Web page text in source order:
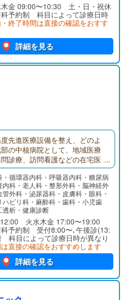
金 09:00〜10:30 土・日・祝休
予約制 科目によって診療日時
終了時間は直接の確認をおすす
詳細を見る
先進医療設備を整え、どのよ
の中核病院として、地域医療
診療、訪問看護などの在宅医
老人保健施設、グループホー
人ホームを有し、今後の超高
ームレスに提供する体制を確
科は研修指定機関に指定され
なっております。
循環器内科・呼吸器内科・糖尿病
科・老人科・整形外科・脳神経外
外科・泌尿器科・皮膚科・眼科・
ビリ科・麻酔科・歯科・小児歯
析・健康診断
12:00 火水木金 17:00〜19:00
予約制 受付8:00〜､午後診(13:
科目によって診療日時が異なり
直接の確認をおすすめします
詳細を見る